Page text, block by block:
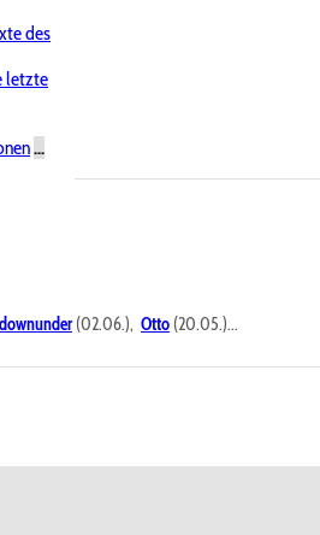
des
letzte
...
downunder(02.06.), Otto (20.05.)...